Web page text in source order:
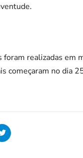
foram realizadas em
começaram no dia